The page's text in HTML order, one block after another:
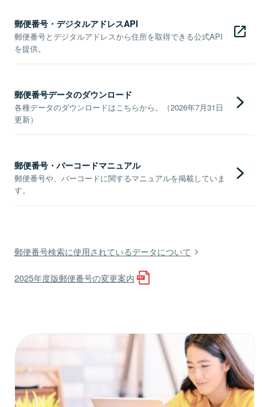
郵便番号・デジタルアドレスAPI
郵便番号とデジタルアドレスから住所を取得できる公式API
を提供。
郵便番号データのダウンロード
各種データのダウンロードはこちらから。（2026年7月31日
更新）
郵便番号・バーコードマニュアル
郵便番号や、バーコードに関するマニュアルを掲載していま
す。
郵便番号検索に使用されているデータについて
2025年度版郵便番号の変更案内